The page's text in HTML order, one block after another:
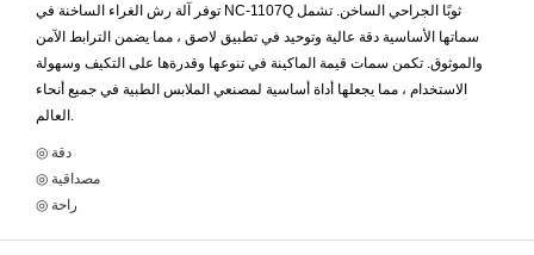
توفر آلة رش الغراء الساخنة في NC-1107Q ثوبًا الجراحي الساخن. تشمل
سماتها الأساسية دقة عالية وتوحيد في تطبيق لاصق ، مما يضمن الترابط الآمن
والموثوق. تكمن سمات قيمة الماكينة في تنوعها وقدرةها على التكيف وسهولة
الاستخدام ، مما يجعلها أداة أساسية لمصنعي الملابس الطبية في جميع أنحاء
العالم.
◎ دقة
◎ مصداقية
◎ راحة